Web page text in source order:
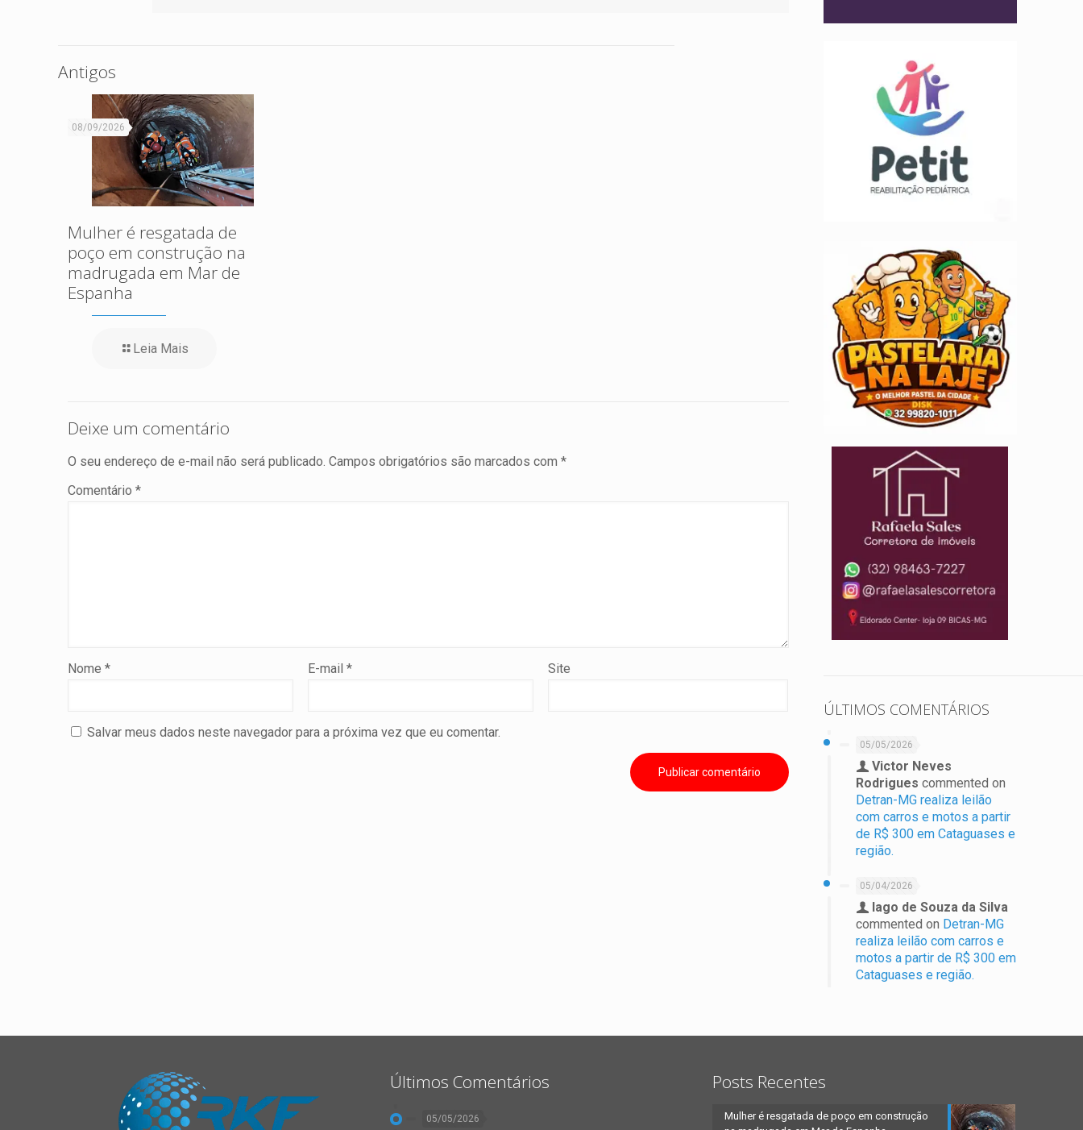
Antigos
08/09/2026
Mulher é resgatada de
poço em construção na
madrugada em Mar de
Espanha
Leia Mais
Deixe um comentário
O seu endereço de e-mail não será publicado. Campos obrigatórios são marcados com *
Comentário *
Nome * E-mail* Site
Salvar meus dados neste navegador para a próxima vez que eu comentar.
ÚLTIMOS COMENTÁRIOS
05/05/2026
Victor Neves
Rodrigues commented on
Detran-MG realiza leilão
com carros e motos a partir
de R$ 300 em Cataguases e
região.
05/04/2026
Iago de Souza da Silva
commented on Detran-MG
realiza leilão com carros e
motos a partir de R$ 300 em
Cataguases e região.
Últimos Comentários
05/05/2026
Posts Recentes
Mulher é resgatada de poço em construção